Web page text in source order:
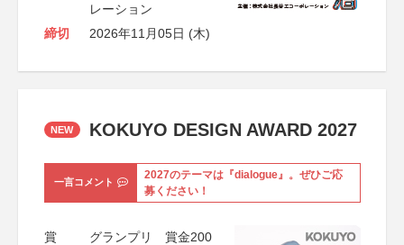
レーション
締切
2026年11月05日 (木)
NEW KOKUYO DESIGN AWARD 2027
一言コメント
2027のテーマは『dialogue』。ぜひご応
募ください！
賞
グランプリ 賞金200